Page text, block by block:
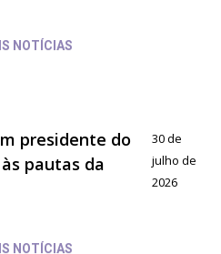
NOTÍCIAS
presidente do
pautas da
30 de
julho de
2026
NOTÍCIAS